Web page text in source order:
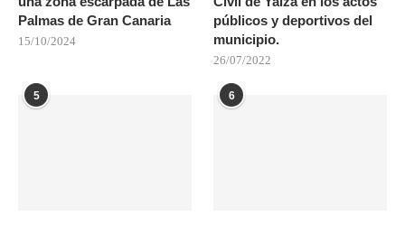
Palmas de Gran Canaria
15/10/2024
públicos y deportivos del
municipio.
26/07/2022
5 6